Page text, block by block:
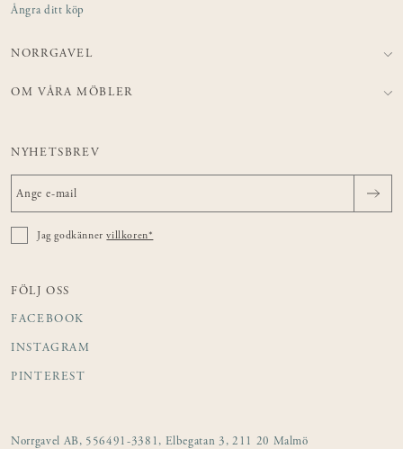
Ångra ditt köp
NORRGAVEL
OM VÅRA MÖBLER
NYHETSBREV
Jag godkännervillkoren*
FÖLJ OSS
FACEBOOK
INSTAGRAM
PINTEREST
Norrgavel AB, 556491-3381, Elbegatan 3, 211 20 Malmö